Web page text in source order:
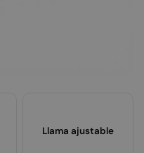
Llama ajustable